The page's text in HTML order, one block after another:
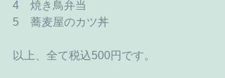
4　焼き鳥弁当
5　蕎麦屋のカツ丼
以上、全て税込500円です。